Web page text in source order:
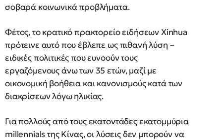
σοβαρά κοινωνικά προβλήματα.
Φέτος, το κρατικό πρακτορείο ειδήσεων Xinhua
πρότεινε αυτό που έβλεπε ως πιθανή λύση –
ειδικές πολιτικές που ευνοούν τους
εργαζόμενους άνω των 35 ετών, μαζί με
οικονομική βοήθεια και κανονισμούς κατά των
διακρίσεων λόγω ηλικίας.
Για πολλούς από τους εκατοντάδες εκατομμύρια
millennials της Κίνας, οι λύσεις δεν μπορούν να